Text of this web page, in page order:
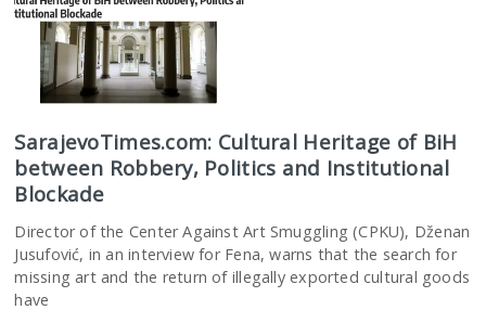
SarajevoTimes.com: Cultural Heritage of BiH
between Robbery, Politics and Institutional
Blockade
Director of the Center Against Art Smuggling (CPKU), Dženan
Jusufović, in an interview for Fena, warns that the search for
missing art and the return of illegally exported cultural goods
have